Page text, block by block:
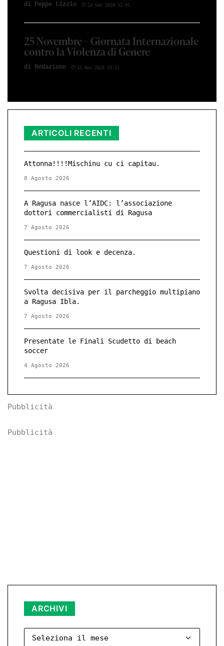
di Peppe Lizzio 24 Gen 2026 11:01
25 Novembre – Giornata Internazionale
contro la Violenza di Genere
di Redazione 11 Nov 2025 23:11
ARTICOLI RECENTI
Attonna!!!!Mischinu cu ci capitau.
8 Agosto 2026
A Ragusa nasce l’AIDC: l’associazione
dottori commercialisti di Ragusa
7 Agosto 2026
Questioni di look e decenza.
7 Agosto 2026
Svolta decisiva per il parcheggio multipiano
a Ragusa Ibla.
7 Agosto 2026
Presentate le Finali Scudetto di beach
soccer
4 Agosto 2026
Pubblicità
Pubblicità
ARCHIVI